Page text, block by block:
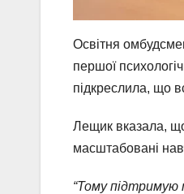
Освітня
першої
підкреслила, що
Лещик вказала, що
масштабовані
“Тому підтримую